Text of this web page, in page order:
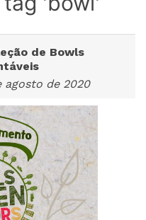
de Bowls
agosto de 2020